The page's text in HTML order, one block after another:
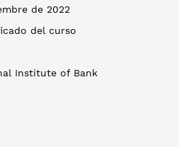
de 2022
del curso
Institute of Bank